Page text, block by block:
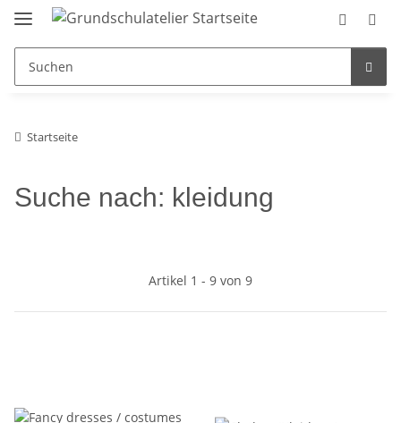
Startseite
Suche nach: kleidung
Artikel 1 - 9 von 9